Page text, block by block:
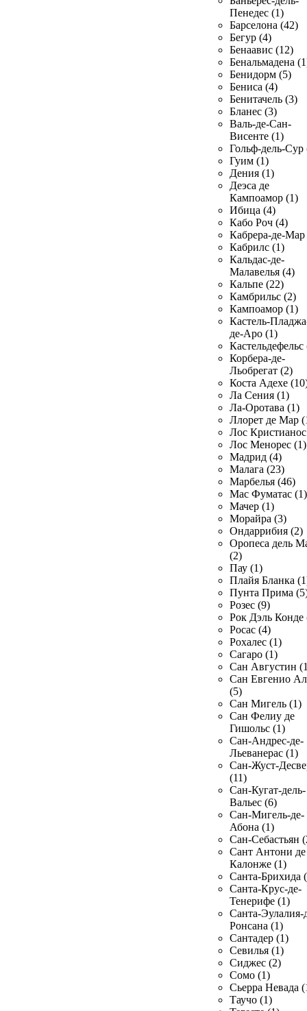
Пенедес (1)
Барселона (42)
Бегур (4)
Бенаавис (12)
Бенальмадена
Бенидорм (5)
Бениса (4)
Бенитачель (3)
Бланес (3)
Валь-де-Сан-
Висенте (1)
Гольф-дель-Сур
Гуим (1)
Дения (1)
Деэса де
Кампоамор (1)
Ибица (4)
Кабо Роч (4)
Кабрера-де-Мар
Кабрилс (1)
Кальдас-де-
Малавелья (4)
Кальпе (22)
Камбрильс (2)
Кампоамор (1)
Кастель-
де-Аро (1)
Кастельдефельс
Корбера-де-
Льобрегат (2)
Коста Адехе
Ла Сения (1)
Ла-Оротава (1)
Ллорет де Мар
Лос
Лос Менорес (1)
Мадрид (4)
Малага (23)
Марбелья (46)
Мас Фуматас (1)
Мачер (1)
Морайра (3)
Ондаррибия (2)
Оропеса дель
(2)
Пау (1)
Плайя Бланка
Пунта Прима
Розес (9)
Рок Дэль Конде
Росас (4)
Рохалес (1)
Сагаро (1)
Сан Августин
Сан Евгенио
(5)
Сан Мигель (1)
Сан Фелиу де
Гишольс (1)
Сан-Андрес-де-
Льеванерас (1)
Сан-Жуст-
(11)
Сан-Кугат-дель-
Вальес (6)
Сан-Мигель-де-
Абона (1)
Сан-Себастьян
Сант Антони де
Калонже (1)
Санта-Брихида
Санта-Крус-де-
Тенерифе (1)
Санта-Эулалия-
Ронсана (1)
Сантадер (1)
Севилья (1)
Сиджес (2)
Сомо (1)
Сьерра Невада
Таучо (1)